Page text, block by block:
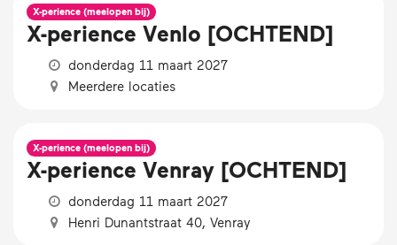
X-perience (meelopen bij)
X-perience Venlo [OCHTEND]
donderdag 11 maart 2027
Meerdere locaties
X-perience (meelopen bij)
X-perience Venray [OCHTEND]
donderdag 11 maart 2027
Henri Dunantstraat 40, Venray